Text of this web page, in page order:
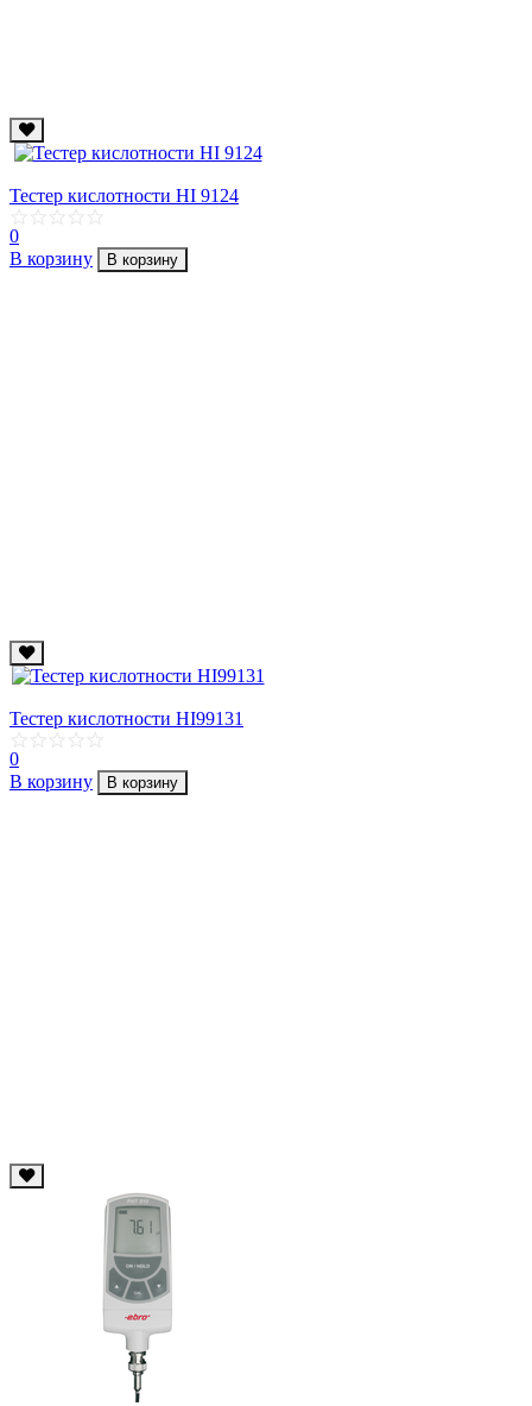
Тестер кислотности HI 9124
0
В корзину
В корзину
Тестер кислотности HI99131
0
В корзину
В корзину